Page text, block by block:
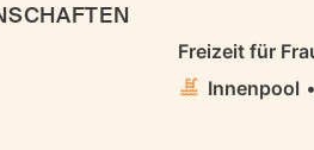
Freizeit für
Innenpool •